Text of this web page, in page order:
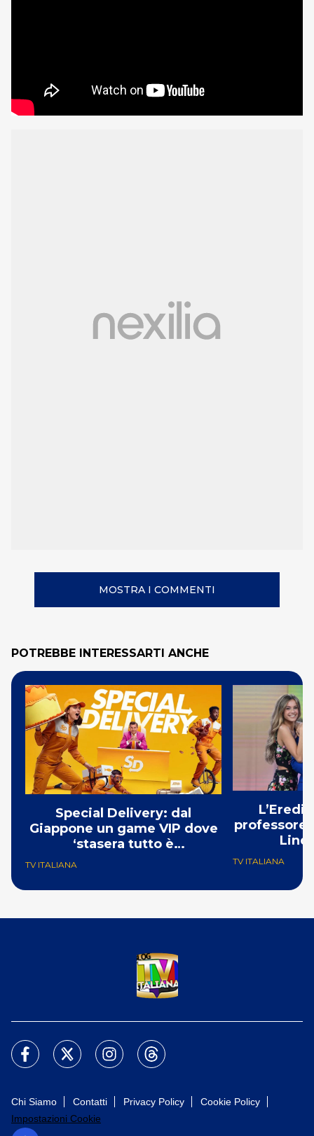
MOSTRA I COMMENTI
POTREBBE INTERESSARTI ANCHE
Special Delivery: dal
Giappone un game VIP dove
‘stasera tutto è
TV ITALIANA TV ITALIANA
Chi Siamo Contatti Privacy Policy
Cookie Policy
Impostazioni Cookie